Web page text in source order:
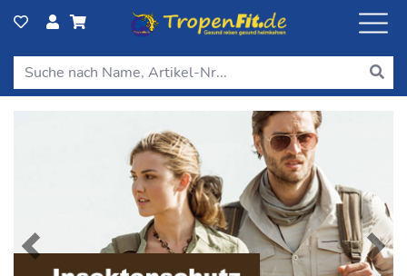
Previous Next